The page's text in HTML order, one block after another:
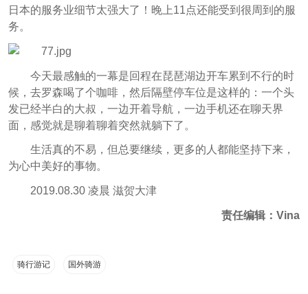
日本的服务业细节太强大了！晚上11点还能受到很周到的服
务。
今天最感触的一幕是回程在琵琶湖边开车累到不行的时
候，去罗森喝了个咖啡，然后隔壁停车位是这样的：一个头
发已经半白的大叔，一边开着导航，一边手机还在聊天界
面，感觉就是聊着聊着突然就躺下了。
生活真的不易，但总要继续，更多的人都能坚持下来，
为心中美好的事物。
2019.08.30 凌晨 滋贺大津
责任编辑：Vina
骑行游记 国外骑游